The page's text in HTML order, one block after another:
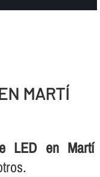
MARTÍ
LED en Martí